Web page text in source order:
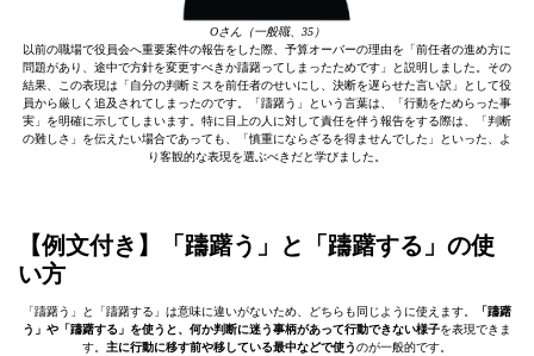
Oさん（一般職、35）
以前の職場で役員会へ重要案件の報告をした際、予算オーバーの理由を「前任者の進め方に
問題があり、途中で方針を変更すべきか躊躇ってしまったためです」と説明しました。その
結果、この表現は「自分の判断ミスを前任者のせいにし、決断を遅らせた言い訳」として役
員から厳しく追及されてしまったのです。「躊躇う」という言葉は、「行動をためらった事
実」を明確に示してしまいます。特に目上の人に対して責任を伴う報告をする際は、「判断
の難しさ」を伝えたい場合であっても、「慎重にならざるを得ませんでした」といった、よ
り客観的な表現を選ぶべきだと学びました。
【例文付き】「躊躇う」と「躊躇する」の使
い方
「躊躇う」と「躊躇する」は意味に違いがないため、どちらも同じように使えます。
「躊躇
う」や「躊躇する」を使うと、何か判断に迷う事柄があって行動できない様子を表現できま
す。 主に行動に移す前や移している最中などで使うのが一般的です。